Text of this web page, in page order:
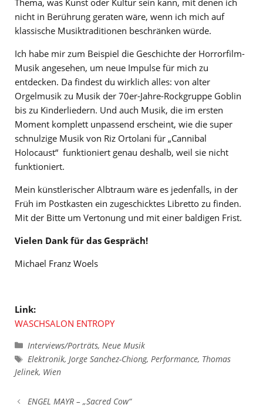
nicht in Berührung geraten wäre, wenn ich mich auf
klassische Musiktraditionen beschränken würde.
Ich habe mir zum Beispiel die Geschichte der Horrorfilm-
Musik angesehen, um neue Impulse für mich zu
entdecken. Da findest du wirklich alles: von alter
Orgelmusik zu Musik der 70er-Jahre-Rockgruppe Goblin
bis zu Kinderliedern. Und auch Musik, die im ersten
Moment komplett unpassend erscheint, wie die super
schnulzige Musik von Riz Ortolani für „Cannibal
Holocaust“ funktioniert genau deshalb, weil sie nicht
funktioniert.
Mein künstlerischer Albtraum wäre es jedenfalls, in der
Früh im Postkasten ein zugeschicktes Libretto zu finden.
Mit der Bitte um Vertonung und mit einer baldigen Frist.
Vielen Dank für das Gespräch!
Michael Franz Woels
Link:
WASCHSALON ENTROPY
Kategorien
Interviews/Porträts, Neue Musik
Schlagwörter
Elektronik,Jorge Sanchez-Chiong,Performance, Thomas
Jelinek, Wien
ENGEL MAYR – „Sacred Cow“